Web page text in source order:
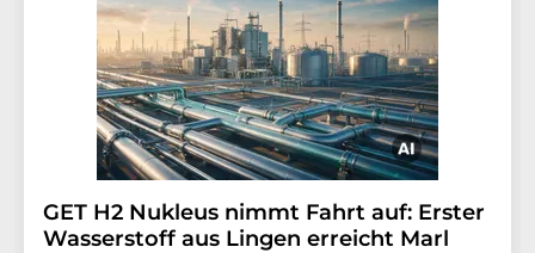
GET H2 Nukleus nimmt Fahrt auf: Erster
Wasserstoff aus Lingen erreicht Marl